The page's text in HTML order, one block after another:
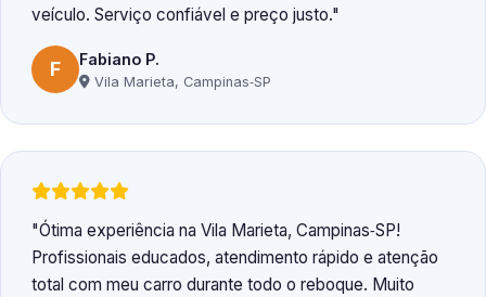
veículo. Serviço confiável e preço justo.
F Fabiano P.
Vila Marieta, Campinas‑SP
Ótima experiência na Vila Marieta, Campinas‑SP!
Profissionais educados, atendimento rápido e atenção
total com meu carro durante todo o reboque. Muito